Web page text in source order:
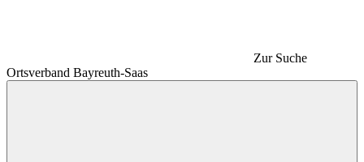
Zur Suche
Ortsverband Bayreuth-Saas